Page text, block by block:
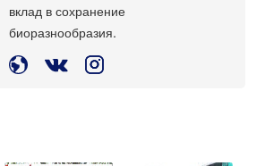
вклад в сохранение
биоразнообразия.